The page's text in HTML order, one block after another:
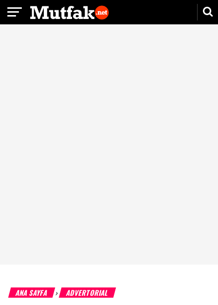
ANA SAYFA › ADVERTORIAL